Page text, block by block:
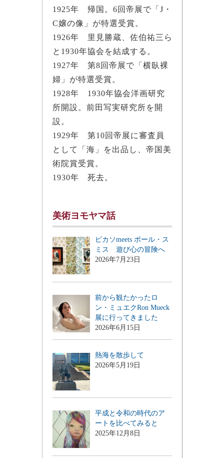
1925年 帰国。6回帝展で「J・
C嬢の像」が特選受賞。
1926年 里見勝蔵、佐伯祐三ら
と1930年協会を結成する。
1927年 第8回帝展で「横臥裸
婦」が特選受賞。
1928年 1930年協会洋画研究
所開設。前田写実研究所を開
設。
1929年 第10回帝展に審査員
として「海」を出品し、帝国美
術院賞受賞。
1930年 死去。
美術ヨモヤマ話
ピカソmeets ポール・ス
ミス 遊び心の冒険へ
2026年7月23日
前から観たかったロ
ン・ミュエクRon Mueck
展に行ってきました
2026年6月15日
熱海を散歩して
2026年5月19日
平成と令和の時代のア
ートを比べてみると
2025年12月8日